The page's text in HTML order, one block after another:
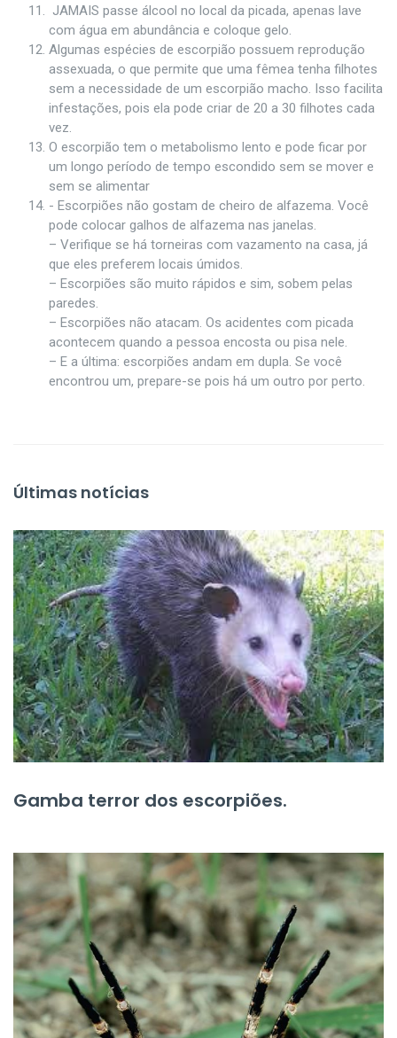
JAMAIS passe álcool no local da picada, apenas lave
com água em abundância e coloque gelo.
Algumas espécies de escorpião possuem reprodução
assexuada, o que permite que uma fêmea tenha filhotes
sem a necessidade de um escorpião macho. Isso facilita
infestações, pois ela pode criar de 20 a 30 filhotes cada
vez.
O escorpião tem o metabolismo lento e pode ficar por
um longo período de tempo escondido sem se mover e
sem se alimentar
- Escorpiões não gostam de cheiro de alfazema. Você
pode colocar galhos de alfazema nas janelas.
– Verifique se há torneiras com vazamento na casa, já
que eles preferem locais úmidos.
– Escorpiões são muito rápidos e sim, sobem pelas
paredes.
– Escorpiões não atacam. Os acidentes com picada
acontecem quando a pessoa encosta ou pisa nele.
– E a última: escorpiões andam em dupla. Se você
encontrou um, prepare-se pois há um outro por perto.
Últimas notícias
Gamba terror dos escorpiões.